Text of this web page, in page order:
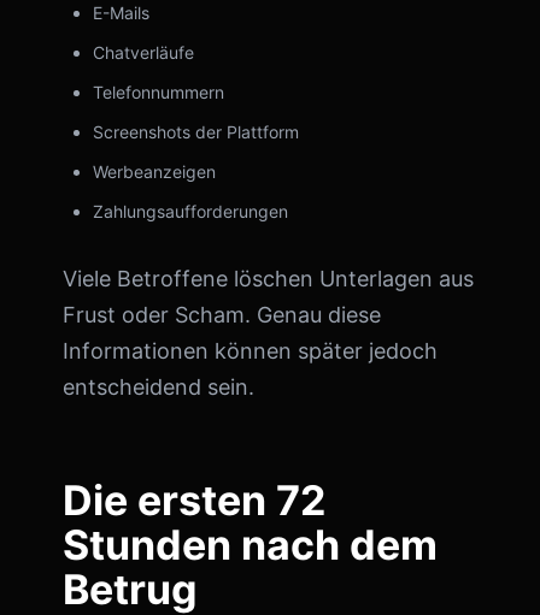
E-Mails
Chatverläufe
Telefonnummern
Screenshots der Plattform
Werbeanzeigen
Zahlungsaufforderungen
Viele Betroffene löschen Unterlagen aus
Frust oder Scham. Genau diese
Informationen können später jedoch
entscheidend sein.
Die ersten 72
Stunden nach dem
Betrug